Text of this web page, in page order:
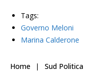
Tags:
Governo Meloni
Marina Calderone
Home Sud Politica